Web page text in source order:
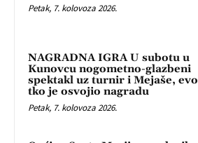
Petak, 7. kolovoza 2026.
NAGRADNA IGRA U subotu u
Kunovcu nogometno-glazbeni
spektakl uz turnir i Mejaše, evo
tko je osvojio nagradu
Petak, 7. kolovoza 2026.